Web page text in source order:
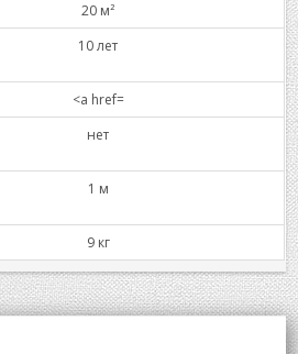
20 м²
10 лет
<a href=
нет
1 м
9 кг